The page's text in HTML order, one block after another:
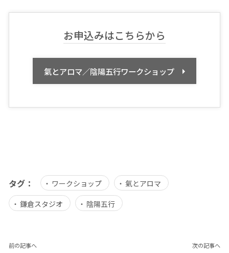
お申込みはこちらから
氣とアロマ／陰陽五行ワークショップ
タグ： ワークショップ
氣とアロマ
鎌倉スタジオ
陰陽五行
前の記事へ 次の記事へ